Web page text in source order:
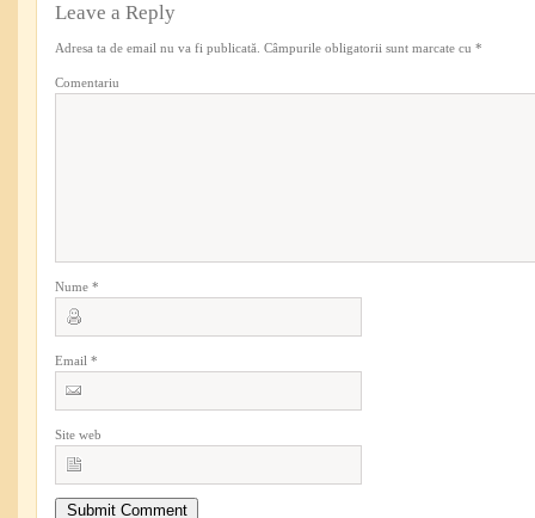
Leave a Reply
Adresa ta de email nu va fi publicată. Câmpurile obligatorii sunt marcate cu *
Comentariu
Nume *
Email *
Site web